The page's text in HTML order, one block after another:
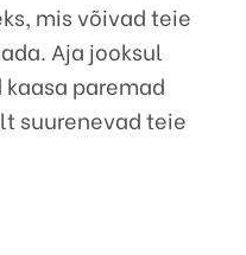
mis võivad teie
Aja jooksul
paremad
suurenevad teie